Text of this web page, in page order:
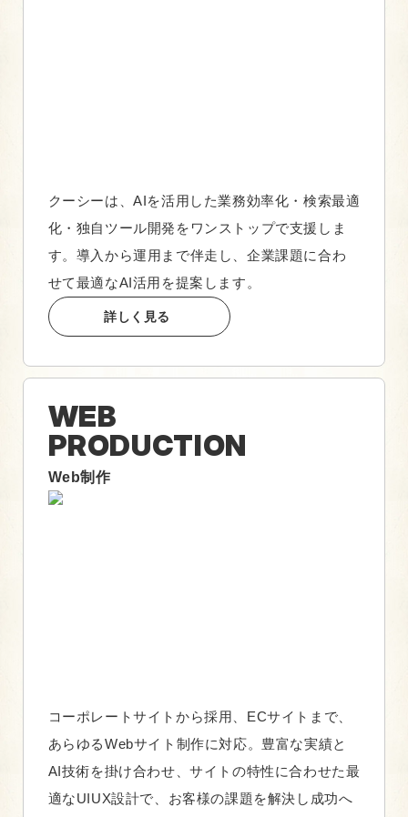
クーシーは、AIを活用した業務効率化・検索最適
化・独自ツール開発をワンストップで支援しま
す。導入から運用まで伴走し、企業課題に合わ
せて最適なAI活用を提案します。
詳しく見る
WEB
PRODUCTION
Web制作
コーポレートサイトから採用、ECサイトまで、
あらゆるWebサイト制作に対応。豊富な実績と
AI技術を掛け合わせ、サイトの特性に合わせた最
適なUIUX設計で、お客様の課題を解決し成功へ